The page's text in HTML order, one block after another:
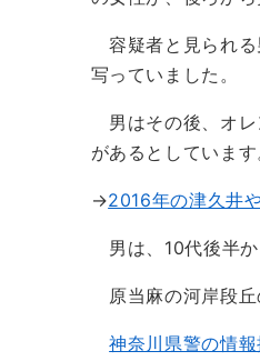
容疑者と見られる
写っていました。
男はその後、オレ
があるとしています
→2016年の津久井
男は、10代後半
原当麻の河岸段丘
神奈川県警の情